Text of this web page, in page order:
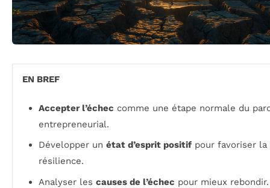
EN BREF
Accepter l’échec comme une étape normale du
entrepreneurial.
Développer un état d’esprit positif pour favoriser la
résilience.
Analyser les causes de l’échec pour mieux rebondir.